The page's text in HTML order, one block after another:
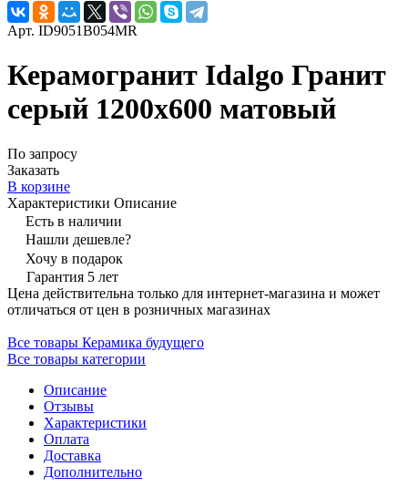
Арт. ID9051B054MR
Керамогранит Idalgo Гранит
серый 1200х600 матовый
По запросу
Заказать
В корзине
Характеристики Описание
Есть в наличии
Нашли дешевле?
Хочу в подарок
Гарантия 5 лет
Цена действительна только для интернет-магазина и может
отличаться от цен в розничных магазинах
Все товары Керамика будущего
Все товары категории
Описание
Отзывы
Характеристики
Оплата
Доставка
Дополнительно